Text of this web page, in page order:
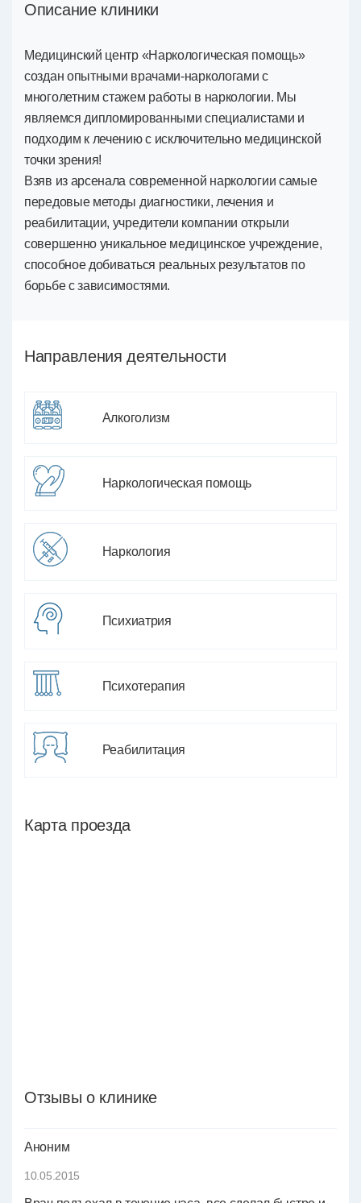
Описание клиники
Медицинский центр «Наркологическая помощь»
создан опытными врачами-наркологами с
многолетним стажем работы в наркологии. Мы
являемся дипломированными специалистами и
подходим к лечению с исключительно медицинской
точки зрения!
Взяв из арсенала современной наркологии самые
передовые методы диагностики, лечения и
реабилитации, учредители компании открыли
совершенно уникальное медицинское учреждение,
способное добиваться реальных результатов по
борьбе с зависимостями.
Направления деятельности
Алкоголизм
Наркологическая помощь
Наркология
Психиатрия
Психотерапия
Реабилитация
Карта проезда
Отзывы о клинике
Аноним
10.05.2015